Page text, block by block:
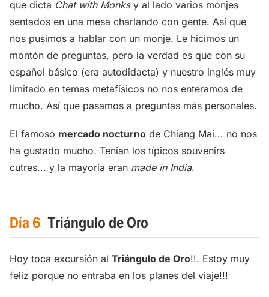
que dicta Chat with Monksy al lado varios monjes
sentados en una mesa charlando con gente. Así que
nos pusimos a hablar con un monje. Le hicimos un
montón de preguntas, pero la verdad es que con su
español básico (era autodidacta) y nuestro inglés muy
limitado en temas metafísicos no nos enteramos de
mucho. Así que pasamos a preguntas más personales.
El famoso mercado nocturno de Chiang Mai... no nos
ha gustado mucho. Tenian los típicos souvenirs
cutres... y la mayoría eran made in India.
Día 6 Triángulo de Oro
Hoy toca excursión al Triángulo de Oro!!. Estoy muy
feliz porque no entraba en los planes del viaje!!!